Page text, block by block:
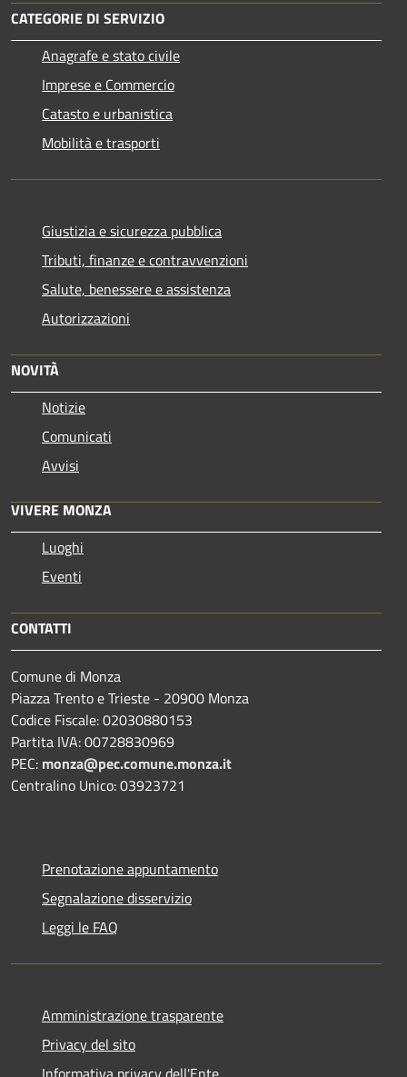
CATEGORIE DI SERVIZIO
Anagrafe e stato civile
Imprese e Commercio
Catasto e urbanistica
Mobilità e trasporti
Giustizia e sicurezza pubblica
Tributi, finanze e contravvenzioni
Salute, benessere e assistenza
Autorizzazioni
NOVITÀ
Notizie
Comunicati
Avvisi
VIVERE MONZA
Luoghi
Eventi
CONTATTI
Comune di Monza
Piazza Trento e Trieste - 20900 Monza
Codice Fiscale: 02030880153
Partita IVA: 00728830969
PEC: monza@pec.comune.monza.it
Centralino Unico: 03923721
Prenotazione appuntamento
Segnalazione disservizio
Leggi le FAQ
Amministrazione trasparente
Privacy del sito